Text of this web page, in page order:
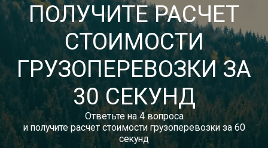
8 (800) 533-86-05
Звонок по России бесплатный
autotransport24@yandex.ru
Тарифы
Отзывы
Статьи
Новости
Документы
ПОЛУЧИТЕ РАСЧЕТ
СТОИМОСТИ
ГРУЗОПЕРЕВОЗКИ ЗА
30 СЕКУНД
Ответьте на 4 вопроса
и получите расчет стоимости грузоперевозки за 60
секунд